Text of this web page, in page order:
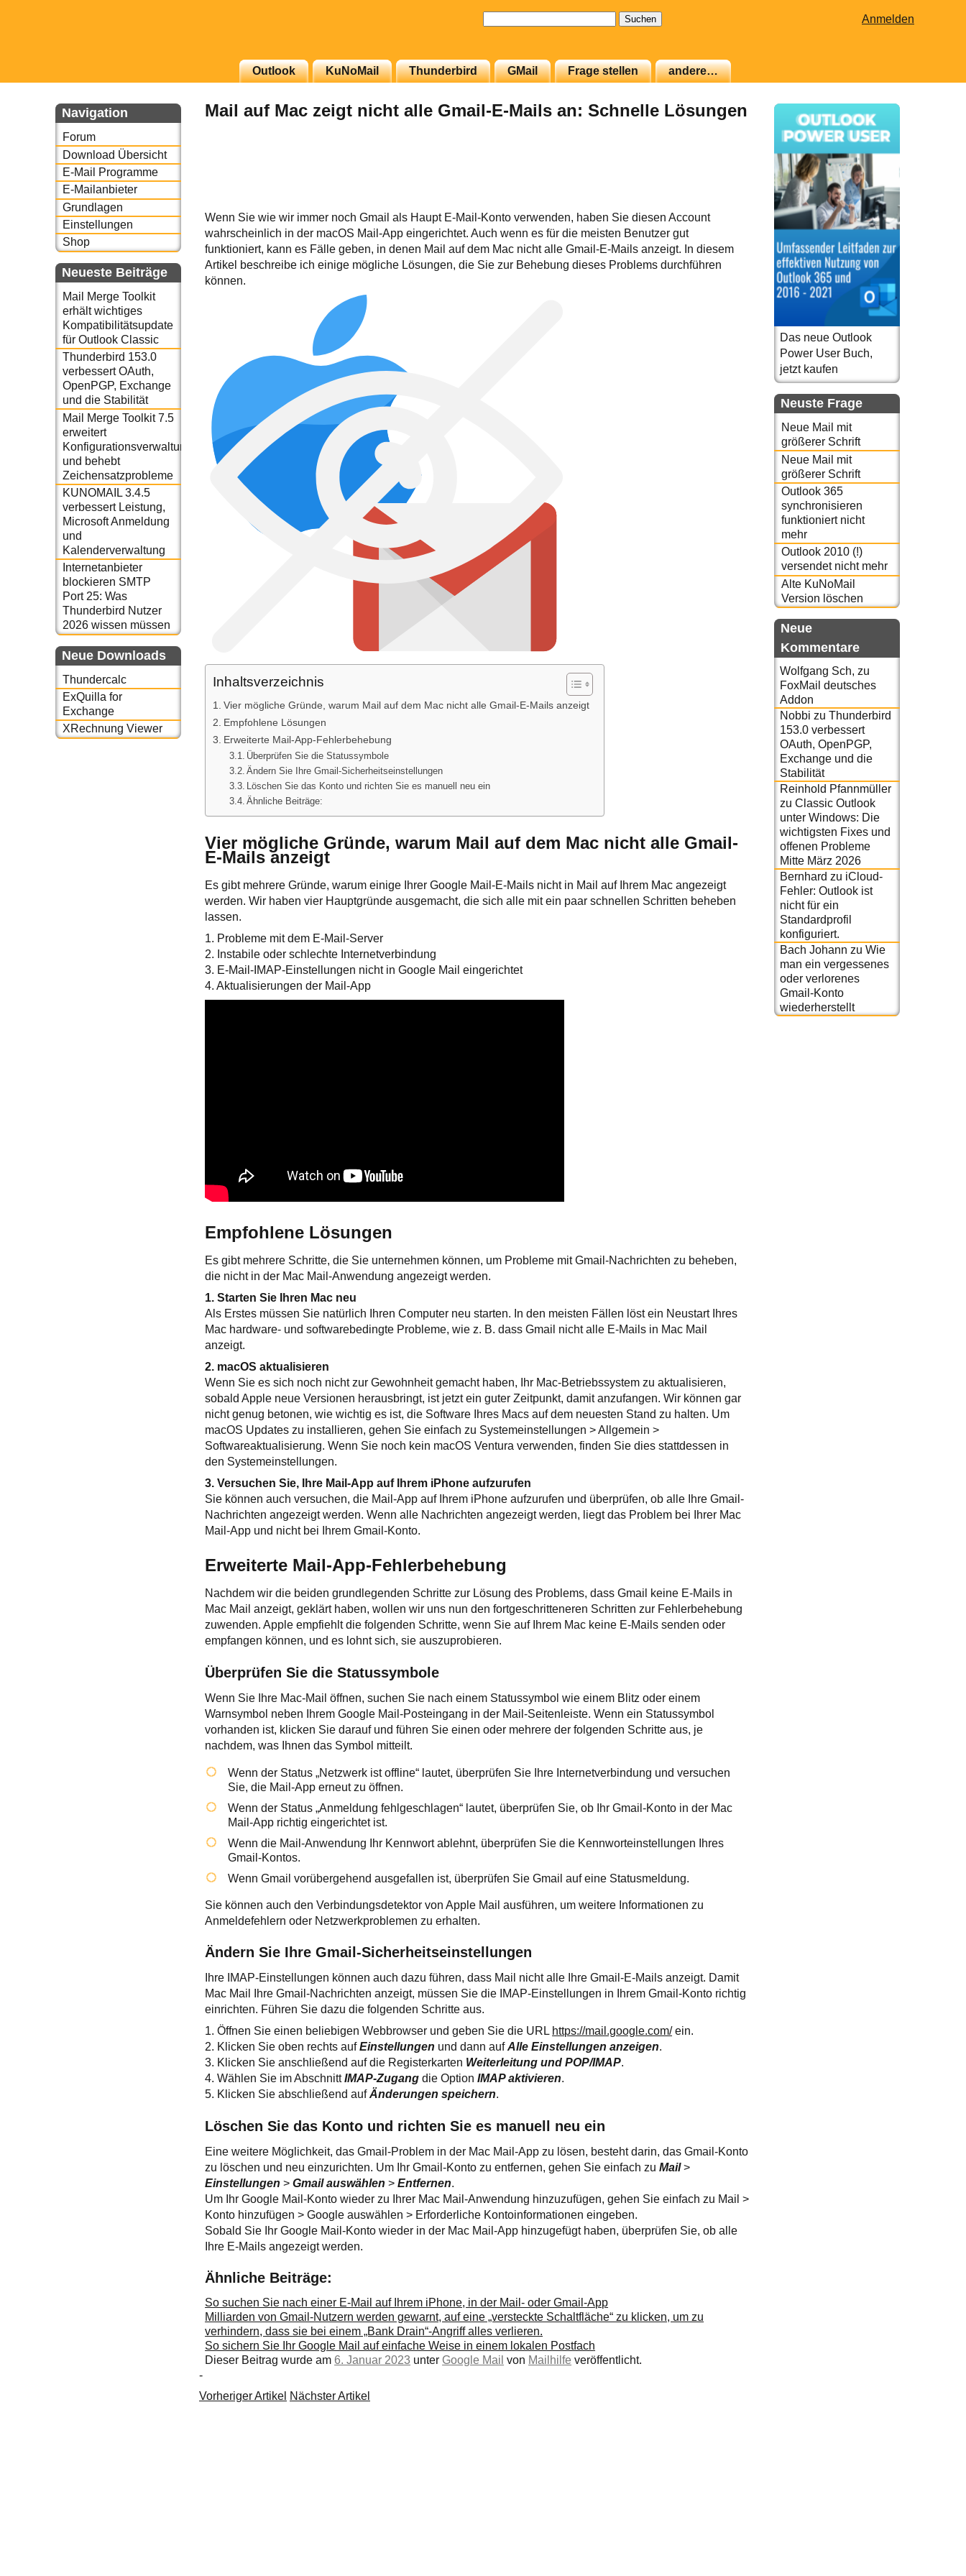
Anmelden
Outlook KuNoMail Thunderbird GMail Frage stellen andere…
Navigation
Forum
Download Übersicht
E-Mail Programme
E-Mailanbieter
Grundlagen
Einstellungen
Shop
Neueste Beiträge
Mail Merge Toolkit
erhält wichtiges
Kompatibilitätsupdate
für Outlook Classic
Thunderbird 153.0
verbessert OAuth,
OpenPGP, Exchange
und die Stabilität
Mail Merge Toolkit 7.5
erweitert
Konfigurationsverwaltung
und behebt
Zeichensatzprobleme
KUNOMAIL 3.4.5
verbessert Leistung,
Microsoft Anmeldung
und
Kalenderverwaltung
Internetanbieter
blockieren SMTP
Port 25: Was
Thunderbird Nutzer
2026 wissen müssen
Neue Downloads
Thundercalc
ExQuilla for
Exchange
XRechnung Viewer
Mail auf Mac zeigt nicht alle Gmail-E-Mails an: Schnelle Lösungen
Wenn Sie wie wir immer noch Gmail als Haupt E-Mail-Konto verwenden, haben Sie diesen Account
wahrscheinlich in der macOS Mail-App eingerichtet. Auch wenn es für die meisten Benutzer gut
funktioniert, kann es Fälle geben, in denen Mail auf dem Mac nicht alle Gmail-E-Mails anzeigt. In diesem
Artikel beschreibe ich einige mögliche Lösungen, die Sie zur Behebung dieses Problems durchführen
können.
Inhaltsverzeichnis
Vier mögliche Gründe, warum Mail auf dem Mac nicht alle Gmail-E-Mails anzeigt
Empfohlene Lösungen
Erweiterte Mail-App-Fehlerbehebung
Überprüfen Sie die Statussymbole
Ändern Sie Ihre Gmail-Sicherheitseinstellungen
Löschen Sie das Konto und richten Sie es manuell neu ein
Ähnliche Beiträge:
Vier mögliche Gründe, warum Mail auf dem Mac nicht alle Gmail-
E-Mails anzeigt
Es gibt mehrere Gründe, warum einige Ihrer Google Mail-E-Mails nicht in Mail auf Ihrem Mac angezeigt
werden. Wir haben vier Hauptgründe ausgemacht, die sich alle mit ein paar schnellen Schritten beheben
lassen.
1. Probleme mit dem E-Mail-Server
2. Instabile oder schlechte Internetverbindung
3. E-Mail-IMAP-Einstellungen nicht in Google Mail eingerichtet
4. Aktualisierungen der Mail-App
Empfohlene Lösungen
Es gibt mehrere Schritte, die Sie unternehmen können, um Probleme mit Gmail-Nachrichten zu beheben,
die nicht in der Mac Mail-Anwendung angezeigt werden.
1. Starten Sie Ihren Mac neu
Als Erstes müssen Sie natürlich Ihren Computer neu starten. In den meisten Fällen löst ein Neustart Ihres
Mac hardware- und softwarebedingte Probleme, wie z. B. dass Gmail nicht alle E-Mails in Mac Mail
anzeigt.
2. macOS aktualisieren
Wenn Sie es sich noch nicht zur Gewohnheit gemacht haben, Ihr Mac-Betriebssystem zu aktualisieren,
sobald Apple neue Versionen herausbringt, ist jetzt ein guter Zeitpunkt, damit anzufangen. Wir können gar
nicht genug betonen, wie wichtig es ist, die Software Ihres Macs auf dem neuesten Stand zu halten. Um
macOS Updates zu installieren, gehen Sie einfach zu Systemeinstellungen > Allgemein >
Softwareaktualisierung. Wenn Sie noch kein macOS Ventura verwenden, finden Sie dies stattdessen in
den Systemeinstellungen.
3. Versuchen Sie, Ihre Mail-App auf Ihrem iPhone aufzurufen
Sie können auch versuchen, die Mail-App auf Ihrem iPhone aufzurufen und überprüfen, ob alle Ihre Gmail-
Nachrichten angezeigt werden. Wenn alle Nachrichten angezeigt werden, liegt das Problem bei Ihrer Mac
Mail-App und nicht bei Ihrem Gmail-Konto.
Erweiterte Mail-App-Fehlerbehebung
Nachdem wir die beiden grundlegenden Schritte zur Lösung des Problems, dass Gmail keine E-Mails in
Mac Mail anzeigt, geklärt haben, wollen wir uns nun den fortgeschritteneren Schritten zur Fehlerbehebung
zuwenden. Apple empfiehlt die folgenden Schritte, wenn Sie auf Ihrem Mac keine E-Mails senden oder
empfangen können, und es lohnt sich, sie auszuprobieren.
Überprüfen Sie die Statussymbole
Wenn Sie Ihre Mac-Mail öffnen, suchen Sie nach einem Statussymbol wie einem Blitz oder einem
Warnsymbol neben Ihrem Google Mail-Posteingang in der Mail-Seitenleiste. Wenn ein Statussymbol
vorhanden ist, klicken Sie darauf und führen Sie einen oder mehrere der folgenden Schritte aus, je
nachdem, was Ihnen das Symbol mitteilt.
Wenn der Status „Netzwerk ist offline“ lautet, überprüfen Sie Ihre Internetverbindung und versuchen
Sie, die Mail-App erneut zu öffnen.
Wenn der Status „Anmeldung fehlgeschlagen“ lautet, überprüfen Sie, ob Ihr Gmail-Konto in der Mac
Mail-App richtig eingerichtet ist.
Wenn die Mail-Anwendung Ihr Kennwort ablehnt, überprüfen Sie die Kennworteinstellungen Ihres
Gmail-Kontos.
Wenn Gmail vorübergehend ausgefallen ist, überprüfen Sie Gmail auf eine Statusmeldung.
Sie können auch den Verbindungsdetektor von Apple Mail ausführen, um weitere Informationen zu
Anmeldefehlern oder Netzwerkproblemen zu erhalten.
Ändern Sie Ihre Gmail-Sicherheitseinstellungen
Ihre IMAP-Einstellungen können auch dazu führen, dass Mail nicht alle Ihre Gmail-E-Mails anzeigt. Damit
Mac Mail Ihre Gmail-Nachrichten anzeigt, müssen Sie die IMAP-Einstellungen in Ihrem Gmail-Konto richtig
einrichten. Führen Sie dazu die folgenden Schritte aus.
1. Öffnen Sie einen beliebigen Webbrowser und geben Sie die URL https://mail.google.com/ein.
2. Klicken Sie oben rechts aufEinstellungen und dann aufAlle Einstellungen anzeigen.
3. Klicken Sie anschließend auf die Registerkarten Weiterleitung und POP/IMAP.
4. Wählen Sie im AbschnittIMAP-Zugang die OptionIMAP aktivieren.
5. Klicken Sie abschließend aufÄnderungen speichern.
Löschen Sie das Konto und richten Sie es manuell neu ein
Eine weitere Möglichkeit, das Gmail-Problem in der Mac Mail-App zu lösen, besteht darin, das Gmail-Konto
zu löschen und neu einzurichten. Um Ihr Gmail-Konto zu entfernen, gehen Sie einfach zuMail >
Einstellungen >Gmail auswählen >Entfernen.
Um Ihr Google Mail-Konto wieder zu Ihrer Mac Mail-Anwendung hinzuzufügen, gehen Sie einfach zu Mail >
Konto hinzufügen > Google auswählen > Erforderliche Kontoinformationen eingeben.
Sobald Sie Ihr Google Mail-Konto wieder in der Mac Mail-App hinzugefügt haben, überprüfen Sie, ob alle
Ihre E-Mails angezeigt werden.
Ähnliche Beiträge:
So suchen Sie nach einer E-Mail auf Ihrem iPhone, in der Mail- oder Gmail-App
Milliarden von Gmail-Nutzern werden gewarnt, auf eine „versteckte Schaltfläche“ zu klicken, um zu
verhindern, dass sie bei einem „Bank Drain“-Angriff alles verlieren.
So sichern Sie Ihr Google Mail auf einfache Weise in einem lokalen Postfach
Dieser Beitrag wurde am6. Januar 2023 unter Google Mail von Mailhilfe veröffentlicht.
-
Vorheriger Artikel Nächster Artikel
Das neue Outlook
Power User Buch,
jetzt kaufen
Neuste Frage
Neue Mail mit
größerer Schrift
Neue Mail mit
größerer Schrift
Outlook 365
synchronisieren
funktioniert nicht
mehr
Outlook 2010 (!)
versendet nicht mehr
Alte KuNoMail
Version löschen
Neue
Kommentare
Wolfgang Sch, zu
FoxMail deutsches
Addon
Nobbi zu Thunderbird
153.0 verbessert
OAuth, OpenPGP,
Exchange und die
Stabilität
Reinhold Pfannmüller
zu Classic Outlook
unter Windows: Die
wichtigsten Fixes und
offenen Probleme
Mitte März 2026
Bernhard zu iCloud-
Fehler: Outlook ist
nicht für ein
Standardprofil
konfiguriert.
Bach Johann zu Wie
man ein vergessenes
oder verlorenes
Gmail-Konto
wiederherstellt
oder auch